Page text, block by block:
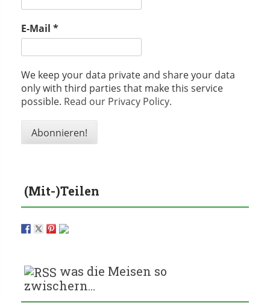
E-Mail *
We keep your data private and share your data
only with third parties that make this service
possible. Read our Privacy Policy.
(Mit-)Teilen
was die Meisen so
zwischern…